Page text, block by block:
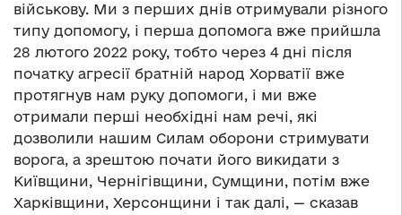
військову. Ми з перших днів отримували різного
типу допомогу, і перша допомога вже прийшла
28 лютого 2022 року, тобто через 4 дні після
початку агресії братній народ Хорватії вже
протягнув нам руку допомоги, і ми вже
отримали перші необхідні нам речі, які
дозволили нашим Силам оборони стримувати
ворога, а зрештою почати його викидати з
Київщини, Чернігівщини, Сумщини, потім вже
Харківщини, Херсонщини і так далі, — сказав